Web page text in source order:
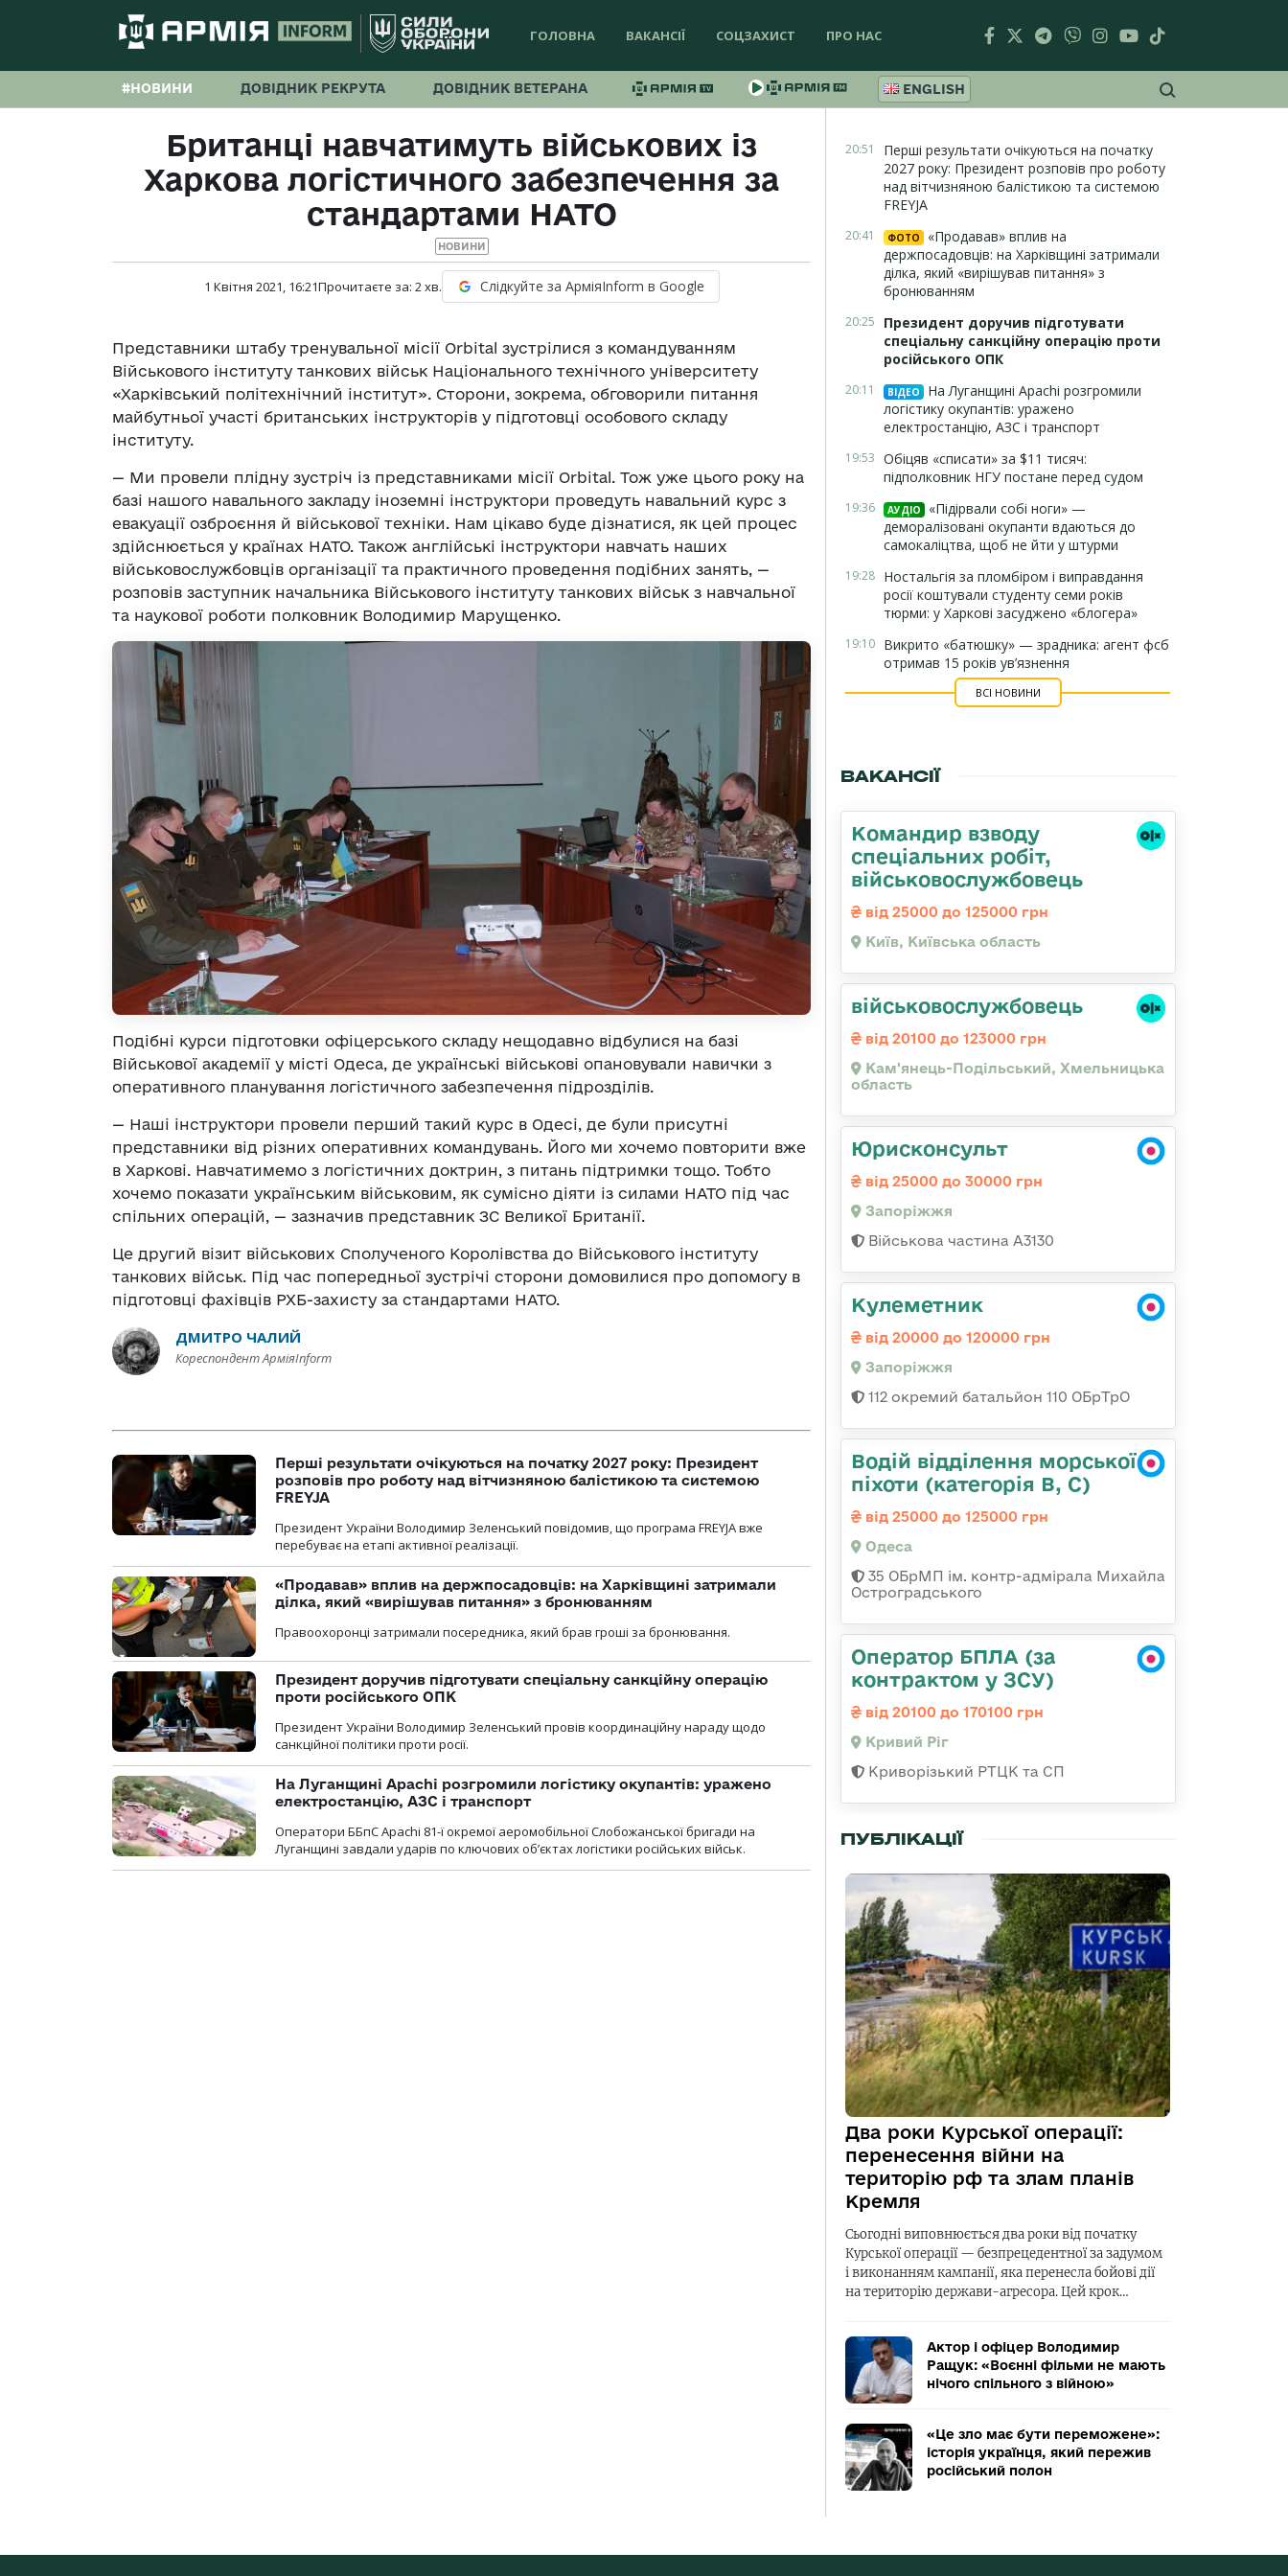
ГОЛОВНА ВАКАНСІЇ СОЦЗАХИСТ ПРО НАС
#НОВИНИ ДОВІДНИК РЕКРУТА ДОВІДНИК ВЕТЕРАНА ENGLISH
Британці навчатимуть військових із
Харкова логістичного забезпечення за
стандартами НАТО
НОВИНИ
1 Квітня 2021, 16:21Прочитаєте за: 2хв. Слідкуйте за АрміяInform в Google
Представники штабу тренувальної місії Orbital зустрілися з командуванням
Військового інституту танкових військ Національного технічного університету
«Харківський політехнічний інститут». Сторони, зокрема, обговорили питання
майбутньої участі британських інструкторів у підготовці особового складу
інституту.
— Ми провели плідну зустріч із представниками місії Orbital. Тож уже цього року на
базі нашого навального закладу іноземні інструктори проведуть навальний курс з
евакуації озброєння й військової техніки. Нам цікаво буде дізнатися, як цей процес
здійснюється у країнах НАТО. Також англійські інструктори навчать наших
військовослужбовців організації та практичного проведення подібних занять, —
розповів заступник начальника Військового інституту танкових військ з навчальної
та наукової роботи полковник Володимир Марущенко.
Подібні курси підготовки офіцерського складу нещодавно відбулися на базі
Військової академії у місті Одеса, де українські військові опановували навички з
оперативного планування логістичного забезпечення підрозділів.
— Наші інструктори провели перший такий курс в Одесі, де були присутні
представники від різних оперативних командувань. Його ми хочемо повторити вже
в Харкові. Навчатимемо з логістичних доктрин, з питань підтримки тощо. Тобто
хочемо показати українським військовим, як сумісно діяти із силами НАТО під час
спільних операцій, — зазначив представник ЗС Великої Британії.
Це другий візит військових Сполученого Королівства до Військового інституту
танкових військ. Під час попередньої зустрічі сторони домовилися про допомогу в
підготовці фахівців РХБ-захисту за стандартами НАТО.
ДМИТРО ЧАЛИЙ
Кореспондент АрміяInform
Перші результати очікуються на початку 2027 року: Президент
розповів про роботу над вітчизняною балістикою та системою
FREYJA
Президент України Володимир Зеленський повідомив, що програма FREYJA вже
перебуває на етапі активної реалізації.
«Продавав» вплив на держпосадовців: на Харківщині затримали
ділка, який «вирішував питання» з бронюванням
Правоохоронці затримали посередника, який брав гроші за бронювання.
Президент доручив підготувати спеціальну санкційну операцію
проти російського ОПК
Президент України Володимир Зеленський провів координаційну нараду щодо
санкційної політики проти росії.
На Луганщині Apachi розгромили логістику окупантів: уражено
електростанцію, АЗС і транспорт
Оператори ББпС Apachi 81-ї окремої аеромобільної Слобожанської бригади на
Луганщині завдали ударів по ключових об’єктах логістики російських військ.
20:51
Перші результати очікуються на початку
2027 року: Президент розповів про роботу
над вітчизняною балістикою та системою
FREYJA
20:41 ФОТО
«Продавав» вплив на
держпосадовців: на Харківщині затримали
ділка, який «вирішував питання» з
бронюванням
20:25
Президент доручив підготувати
спеціальну санкційну операцію проти
російського ОПК
20:11 ВІДЕО
На Луганщині Apachi розгромили
логістику окупантів: уражено
електростанцію, АЗС і транспорт
19:53 Обіцяв «списати» за $11 тисяч:
підполковник НГУ постане перед судом
19:36 АУДІО
«Підірвали собі ноги» —
деморалізовані окупанти вдаються до
самокаліцтва, щоб не йти у штурми
19:28 Ностальгія за пломбіром і виправдання
росії коштували студенту семи років
тюрми: у Харкові засуджено «блогера»
19:10 Викрито «батюшку» — зрадника: агент фсб
отримав 15 років ув’язнення
ВСІ НОВИНИ
ВАКАНСІЇ
Командир взводу
спеціальних робіт,
військовослужбовець
від 25000 до 125000 грн
Київ, Київська область
військовослужбовець
від 20100 до 123000 грн
Кам'янець-Подільський, Хмельницька
область
Юрисконсульт
від 25000 до 30000 грн
Запоріжжя
Військова частина А3130
Кулеметник
від 20000 до 120000 грн
Запоріжжя
112 окремий батальйон 110 ОБрТрО
Водій відділення морської
піхоти (категорія B, C)
від 25000 до 125000 грн
Одеса
35 ОБрМП ім. контр-адмірала Михайла
Остроградського
Оператор БПЛА (за
контрактом у ЗСУ)
від 20100 до 170100 грн
Кривий Ріг
Криворізький РТЦК та СП
ПУБЛІКАЦІЇ
Два роки Курської операції:
перенесення війни на
територію рф та злам планів
Кремля
Сьогодні виповнюється два роки від початку
Курської операції — безпрецедентної за задумом
і виконанням кампанії, яка перенесла бойові дії
на територію держави-агресора. Цей крок…
Актор і офіцер Володимир
Ращук: «Воєнні фільми не мають
нічого спільного з війною»
«Це зло має бути переможене»:
історія українця, який пережив
російський полон